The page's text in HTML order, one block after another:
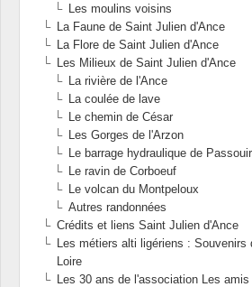
Les moulins voisins
La Faune de Saint Julien d'Ance
La Flore de Saint Julien d'Ance
Les Milieux de Saint Julien d'Ance
La rivière de l'Ance
La coulée de lave
Le chemin de César
Les Gorges de l'Arzon
Le barrage hydraulique de
Le ravin de Corboeuf
Le volcan du Montpeloux
Autres randonnées
Crédits et liens Saint Julien d'Ance
Les métiers alti ligériens : Souvenirs
Loire
Les 30 ans de l'association Les